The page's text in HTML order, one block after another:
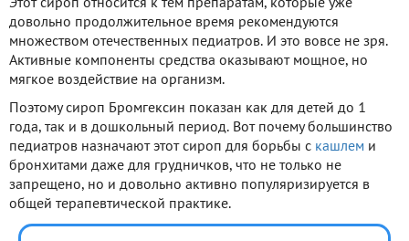
Этот сироп относится к тем препаратам, которые уже
довольно продолжительное время рекомендуются
множеством отечественных педиатров. И это вовсе не зря.
Активные компоненты средства оказывают мощное, но
мягкое воздействие на организм.
Поэтому сироп Бромгексин показан как для детей до 1
года, так и в дошкольный период. Вот почему большинство
педиатров назначают этот сироп для борьбы с кашлем и
бронхитами даже для грудничков, что не только не
запрещено, но и довольно активно популяризируется в
общей терапевтической практике.